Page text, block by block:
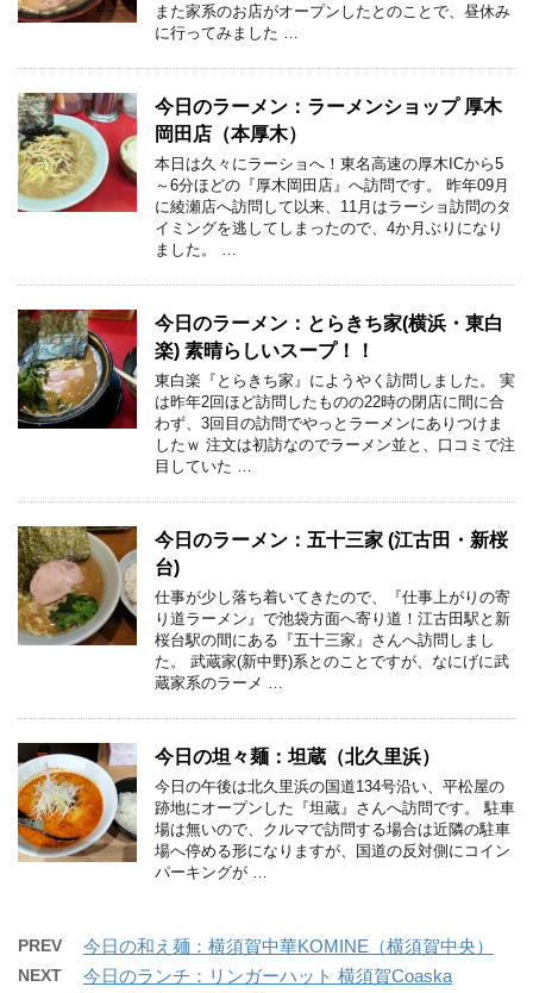
また家系のお店がオープンしたとのことで、昼休み
に行ってみました …
今日のラーメン：ラーメンショップ 厚木
岡田店（本厚木）
本日は久々にラーショへ！東名高速の厚木ICから5
～6分ほどの『厚木岡田店』へ訪問です。 昨年09月
に綾瀬店へ訪問して以来、11月はラーショ訪問のタ
イミングを逃してしまったので、4か月ぶりになり
ました。 …
今日のラーメン：とらきち家(横浜・東白
楽) 素晴らしいスープ！！
東白楽『とらきち家』にようやく訪問しました。 実
は昨年2回ほど訪問したものの22時の閉店に間に合
わず、3回目の訪問でやっとラーメンにありつけま
したｗ 注文は初訪なのでラーメン並と、口コミで注
目していた …
今日のラーメン：五十三家 (江古田・新桜
台)
仕事が少し落ち着いてきたので、『仕事上がりの寄
り道ラーメン』で池袋方面へ寄り道！江古田駅と新
桜台駅の間にある『五十三家』さんへ訪問しまし
た。 武蔵家(新中野)系とのことですが、なにげに武
蔵家系のラーメ …
今日の坦々麺：坦蔵（北久里浜）
今日の午後は北久里浜の国道134号沿い、平松屋の
跡地にオープンした『坦蔵』さんへ訪問です。 駐車
場は無いので、クルマで訪問する場合は近隣の駐車
場へ停める形になりますが、国道の反対側にコイン
パーキングが …
PREV 今日の和え麺：横須賀中華KOMINE（横須賀中央）
NEXT
今日のランチ：リンガーハット 横須賀Coaska